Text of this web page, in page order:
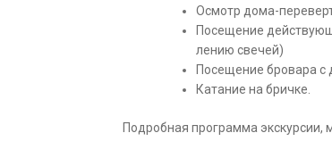
Осмотр дома-
По­се­ще­ние
ле­нию све­чей)
По­се­ще­ние бровара с
Ка­та­ние на брич­ке.
Подробная программа экскурсии,